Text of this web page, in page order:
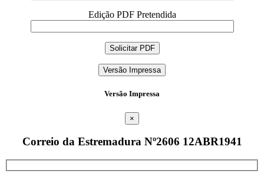
Edição PDF Pretendida
Versão Impressa
Versão Impressa
×
Correio da Estremadura Nº2606 12ABR1941